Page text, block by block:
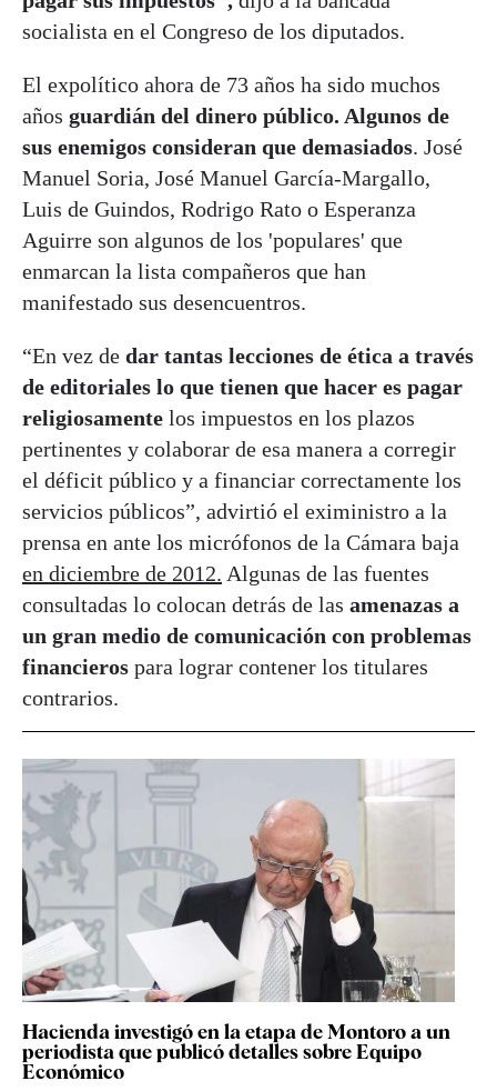
socialista en el Congreso de los diputados.
El expolítico ahora de 73 años ha sido muchos
años guardián del dinero público. Algunos de
sus enemigos consideran que demasiados. José
Manuel Soria, José Manuel García-Margallo,
Luis de Guindos, Rodrigo Rato o Esperanza
Aguirre son algunos de los 'populares' que
enmarcan la lista compañeros que han
manifestado sus desencuentros.
“En vez de dar tantas lecciones de ética a través
de editoriales lo que tienen que hacer es pagar
religiosamente los impuestos en los plazos
pertinentes y colaborar de esa manera a corregir
el déficit público y a financiar correctamente los
servicios públicos”, advirtió el exiministro a la
prensa en ante los micrófonos de la Cámara baja
en diciembre de 2012. Algunas de las fuentes
consultadas lo colocan detrás de las amenazas a
un gran medio de comunicación con problemas
financieros para lograr contener los titulares
contrarios.
Hacienda investigó en la etapa de Montoro a un
periodista que publicó detalles sobre Equipo
Económico